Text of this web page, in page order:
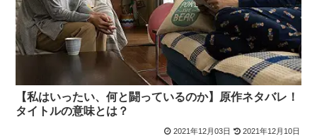
【私はいったい、何と闘っているのか】原作ネタバレ！
タイトルの意味とは？
2021年12月03日 2021年12月10日